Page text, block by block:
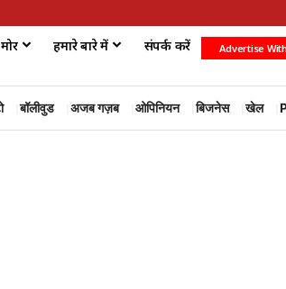
हमारे बारे में संपर्क करें Advertise
बॉलीवुड अजब गज़ब ओपिनियन बिजनेस खेल